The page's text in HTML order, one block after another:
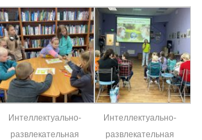
Интеллектуально-
развлекательная
Интеллектуально-
развлекательная